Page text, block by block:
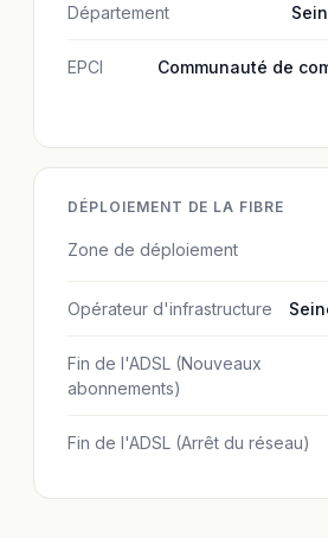
Département
EPCI
Communauté de
DÉPLOIEMENT DE LA FIBRE
Zone de déploiement
Opérateur d'infrastructure
Fin de l'ADSL (Nouveaux
abonnements)
Fin de l'ADSL (Arrêt du réseau)